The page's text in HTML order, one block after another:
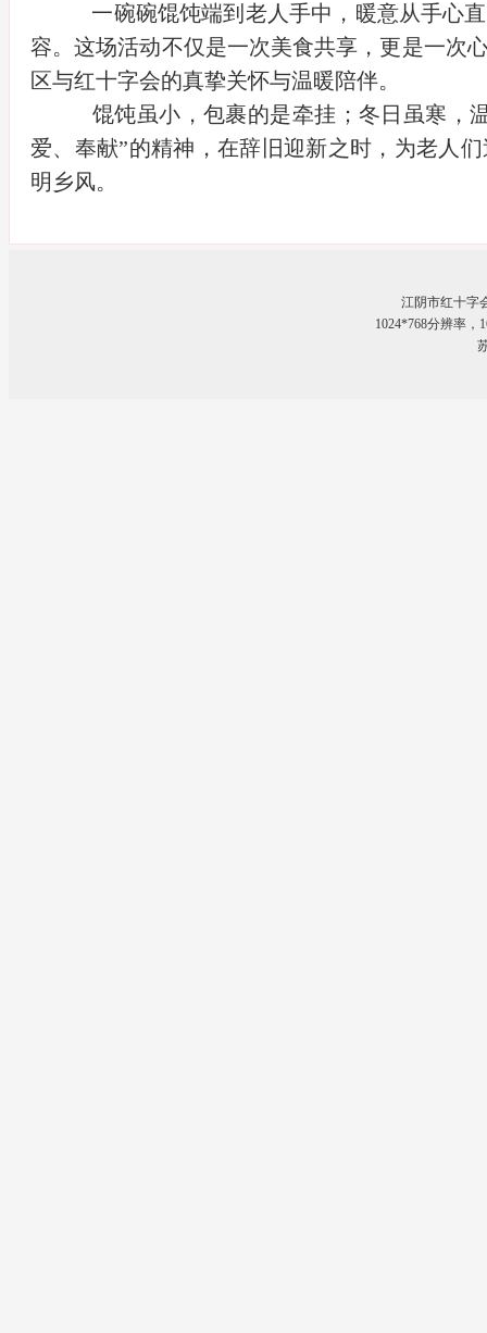
一碗碗馄饨端到老人手中，暖意从手心
容。这场活动不仅是一次美食共享，更是一次
区与红十字会的真挚关怀与温暖陪伴。
馄饨虽小，包裹的是牵挂；冬日虽寒，
爱、奉献”的精神，在辞旧迎新之时，为老人
明乡风。
江阴市红十字
1024*768分辨率，